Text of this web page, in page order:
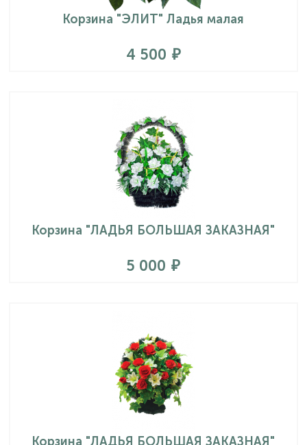
Корзина "ЭЛИТ" Ладья малая
4 500
Корзина "ЛАДЬЯ БОЛЬШАЯ ЗАКАЗНАЯ"
5 000
Корзина "ЛАДЬЯ БОЛЬШАЯ ЗАКАЗНАЯ"